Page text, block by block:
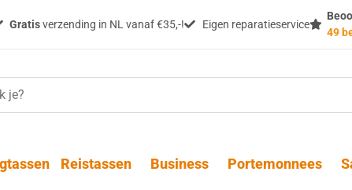
Gratisverzending in NL vanaf €35,-! Eigen reparatieservice
49
Reistassen Business Portemonnees